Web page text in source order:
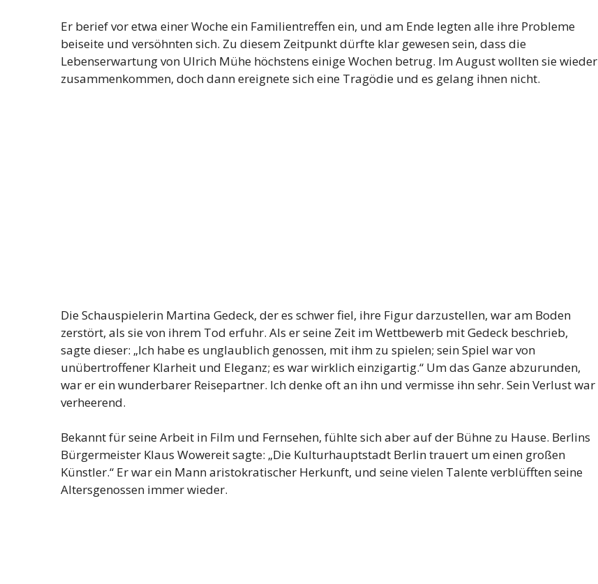
Er berief vor etwa einer Woche ein Familientreffen ein, und am Ende legten alle ihre Probleme
beiseite und versöhnten sich. Zu diesem Zeitpunkt dürfte klar gewesen sein, dass die
Lebenserwartung von Ulrich Mühe höchstens einige Wochen betrug. Im August wollten sie wieder
zusammenkommen, doch dann ereignete sich eine Tragödie und es gelang ihnen nicht.
Die Schauspielerin Martina Gedeck, der es schwer fiel, ihre Figur darzustellen, war am Boden
zerstört, als sie von ihrem Tod erfuhr. Als er seine Zeit im Wettbewerb mit Gedeck beschrieb,
sagte dieser: „Ich habe es unglaublich genossen, mit ihm zu spielen; sein Spiel war von
unübertroffener Klarheit und Eleganz; es war wirklich einzigartig.“ Um das Ganze abzurunden,
war er ein wunderbarer Reisepartner. Ich denke oft an ihn und vermisse ihn sehr. Sein Verlust war
verheerend.
Bekannt für seine Arbeit in Film und Fernsehen, fühlte sich aber auf der Bühne zu Hause. Berlins
Bürgermeister Klaus Wowereit sagte: „Die Kulturhauptstadt Berlin trauert um einen großen
Künstler.“ Er war ein Mann aristokratischer Herkunft, und seine vielen Talente verblüfften seine
Altersgenossen immer wieder.